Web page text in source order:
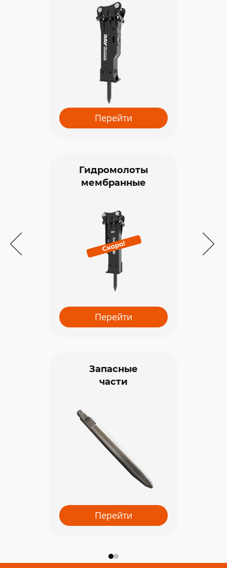
Перейти
Гидромолоты
мембранные
Перейти
Запасные
части
Перейти